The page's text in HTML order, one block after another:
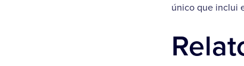
único que inclui